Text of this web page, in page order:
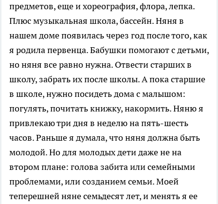
предметов, еще и хореография, флора, лепка.
Плюс музыкальная школа, бассейн. Няня в
нашем доме появилась через год после того, как
я родила первенца. Бабушки помогают с детьми,
но няня все равно нужна. Отвести старших в
школу, забрать их после школы. А пока старшие
в школе, нужно посидеть дома с малышом:
погулять, почитать книжку, накормить. Няню я
привлекаю три дня в неделю на пять-шесть
часов. Раньше я думала, что няня должна быть
молодой. Но для молодых дети даже не на
втором плане: голова забита или семейными
проблемами, или созданием семьи. Моей
теперешней няне семьдесят лет, и менять я ее